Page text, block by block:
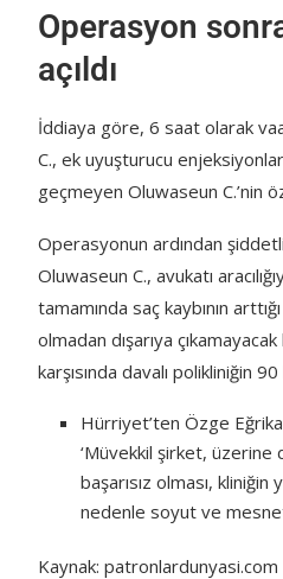
Operasyon
açıldı
İddiaya göre, 6 saat olarak
C., ek uyuşturucu
geçmeyen Oluwaseun C.’nin
Operasyonun ardından
Oluwaseun C., avukatı
tamamında saç kaybının
olmadan dışarıya
karşısında davalı polikliniğin
Hürriyet’ten Özge
‘Müvekkil şirket, üzerine
başarısız olması,
nedenle soyut ve
Kaynak: patronlardunyasi.com